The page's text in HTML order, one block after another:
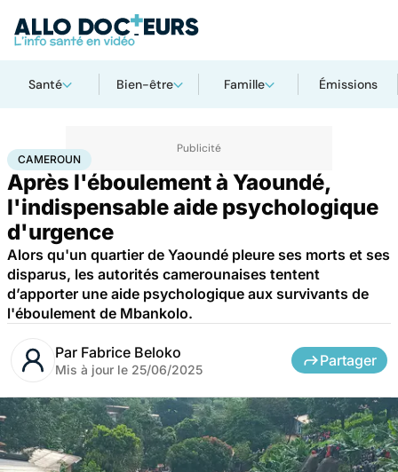
Santé Bien-être Famille Émissions
AccueilSanté Cameroun
CAMEROUN
Après l'éboulement à Yaoundé,
l'indispensable aide psychologique
d'urgence
Alors qu'un quartier de Yaoundé pleure ses morts et ses
disparus, les autorités camerounaises tentent
d’apporter une aide psychologique aux survivants de
l'éboulement de Mbankolo.
Par Fabrice Beloko
Mis à jour le 25/06/2025
Partager